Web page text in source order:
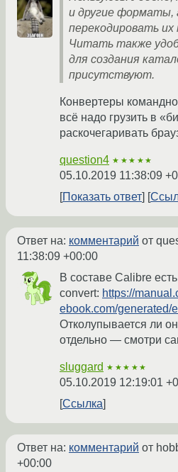
и другие
перекодировать их
Читать также
для создания
присутствуют.
Конвертеры
всё надо грузить в
раскочегаривать
question4 ★★★★★
05.10.2019 11:38:09
Показать ответ
Ответ на: комментарий от
11:38:09 +00:00
В составе Calibre
convert: https://
ebook.com/generated/
Отколупывается ли
отдельно — смотри
sluggard ★★★★★
05.10.2019 12:19:01
Ссылка
Ответ на: комментарий от
+00:00